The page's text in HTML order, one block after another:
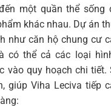
một quần thể sống
khác nhau. Dự án
như căn hộ chung cư
có thể cả các loại
vào quy hoạch chi
giúp Viha Leciva tiếp